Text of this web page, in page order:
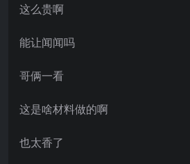
这么贵啊
能让闻闻吗
哥俩一看
这是啥材料做的啊
也太香了